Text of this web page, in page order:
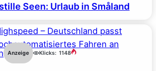
Seen: Urlaub in Småland
Anzeige Klicks: 1148